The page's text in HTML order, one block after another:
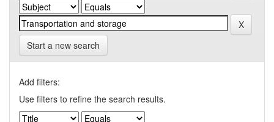
Start a new search
Add filters:
Use filters to refine the search results.